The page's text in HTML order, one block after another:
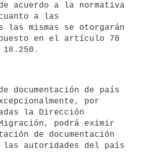
acuerdo a la normativa
a las
las mismas se otorgarán
en el artículo 70
por
la Dirección
podrá eximir
de documentación
las autoridades del país